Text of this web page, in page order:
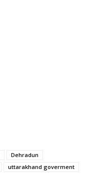
Dehradun
uttarakhand goverment